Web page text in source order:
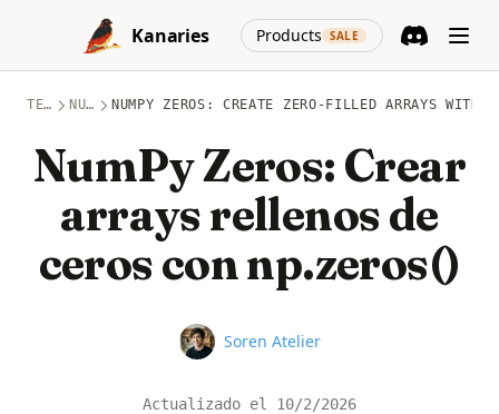
Skip to content
Kanaries
Products SALE
(opens in a
TEMAS NUMPY NUMPY ZEROS: CREATE ZERO-FILLED ARRAYS WITH
NumPy Zeros: Crear
arrays rellenos de
ceros con np.zeros()
Name
Soren Atelier
Actualizado el 10/2/2026